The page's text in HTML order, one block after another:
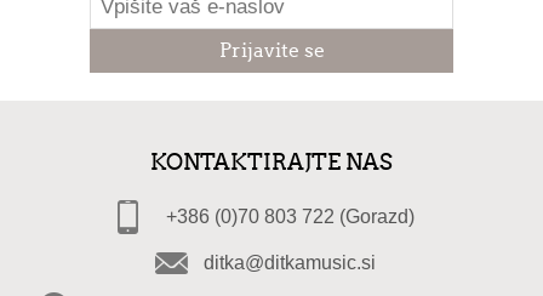
KONTAKTIRAJTE NAS
+386 (0)70 803 722 (Gorazd)
ditka@ditkamusic.si